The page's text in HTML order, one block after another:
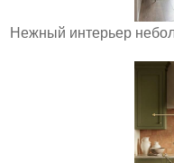
Нежный интерьер